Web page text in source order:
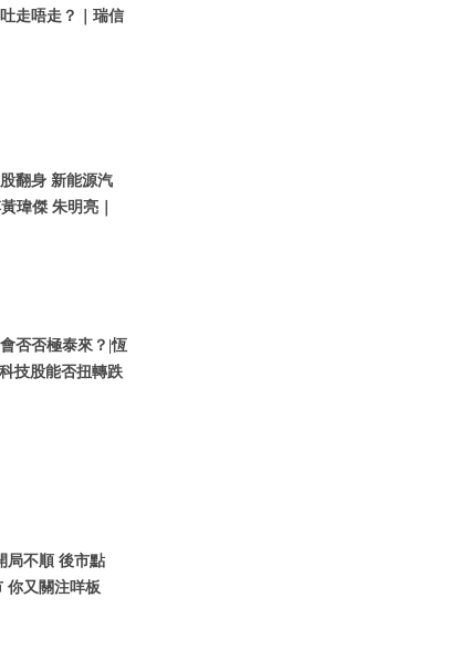
走唔走？｜瑞信
翻身 新能源汽
瑋傑 朱明亮｜
否否極泰來？|恆
技股能否扭轉跌
局不順 後市點
你又關注咩板